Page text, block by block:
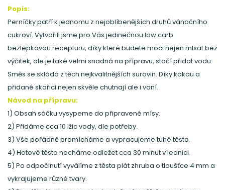
Popis:
Perníčky patří k jednomu z nejoblíbenějších druhů vánočního
cukroví. Vytvořili jsme pro Vás jedinečnou low carb
bezlepkovou recepturu, díky které budete moci nejen mlsat bez
výčitek, ale je také velmi snadná na přípravu, stačí přidat vodu.
Směs se skládá z těch nejkvalitnějších surovin. Díky kakau a
přidané skořici nejen skvěle chutnají ale i voní.
Návod na přípravu:
1) Obsah sáčku vysypeme do připravené mísy.
2) Přidáme cca 10 lžic vody, dle potřeby.
3) Vše pořádně promícháme a vypracujeme tuhé těsto.
4) Hotové těsto necháme odležet cca 30 minut v lednici.
5) Po odpočinutí vyválíme z těsta plát zhruba o tloušťce 4 mm a
vykrajujeme různé tvary.